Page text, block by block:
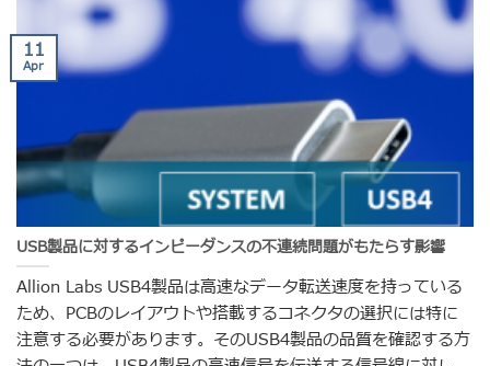
USB製品に対するインピーダンスの不連続問題がもたらす影響
Allion Labs USB4製品は高速なデータ転送速度を持っている
ため、PCBのレイアウトや搭載するコネクタの選択には特に
注意する必要があります。そのUSB4製品の品質を確認する方
11
Apr